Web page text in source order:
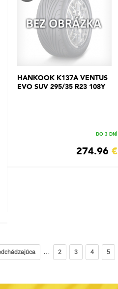
HANKOOK K137A VENTUS
EVO SUV 295/35 R23 108Y
DO 3 DNÍ
274.96 €
… 2 3 4 5